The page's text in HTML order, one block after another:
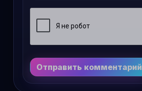
Отправить комментарий